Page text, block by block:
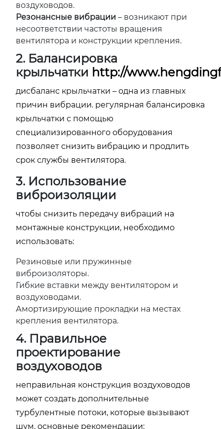
воздуховодов.
Резонансные вибрации – возникают при
несоответствии частоты вращения
вентилятора и конструкции крепления.
2. Балансировка
крыльчатки http://
дисбаланс крыльчатки – одна из главных
причин вибрации. регулярная балансировка
крыльчатки с помощью
специализированного оборудования
позволяет снизить вибрацию и продлить
срок службы вентилятора.
3. Использование
виброизоляции
чтобы снизить передачу вибраций на
монтажные конструкции, необходимо
использовать:
Резиновые или пружинные
виброизоляторы.
Гибкие вставки между вентилятором и
воздуховодами.
Амортизирующие прокладки на местах
крепления вентилятора.
4. Правильное
проектирование
воздуховодов
неправильная конструкция воздуховодов
может создать дополнительные
турбулентные потоки, которые вызывают
шум. основные рекомендации: